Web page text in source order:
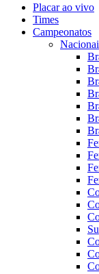
Placar ao vivo
Times
Campeonatos